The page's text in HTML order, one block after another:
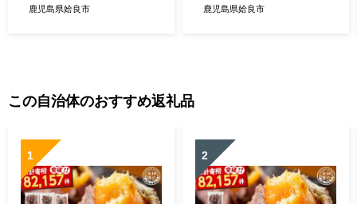
器 食器 急須 湯のみ セット
鹿児島県姶良市
市 陶器 食器 コーヒー ドリッ
鹿児島県姶良市
この自治体のおすすめ返礼品
1 2